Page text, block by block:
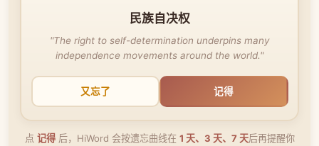
民族自决权
"The right to self-determination underpins many
independence movements around the world."
又忘了 记得
点 记得后，HiWord 会按遗忘曲线在 1 天、3 天、7 天后再提醒你